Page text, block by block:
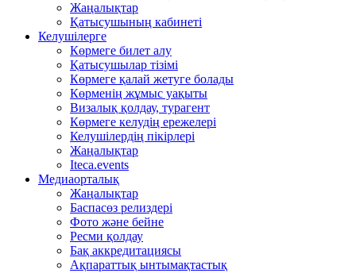
Жаңалықтар
Қатысушының кабинеті
Келушілерге
Көрмеге билет алу
Қатысушылар тізімі
Көрмеге қалай жетуге болады
Көрменің жұмыс уақыты
Визалық қолдау, турагент
Көрмеге келудің ережелері
Келушілердің пікірлері
Жаңалықтар
Iteca.events
Медиаорталық
Жаңалықтар
Баспасөз релиздері
Фото және бейне
Ресми қолдау
Бақ аккредитациясы
Ақпараттық ынтымақтастық